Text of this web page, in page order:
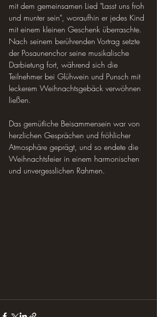
mit dem gemeinsamen Lied "Lasst uns froh
und munter sein", woraufhin er jedes Kind
mit einem kleinen Geschenk überraschte.
Nach seinem berührenden Vortrag setzte
der Posaunenchor seine musikalische
Darbietung fort, während sich die
Teilnehmer bei Glühwein und Punsch mit
leckerem Weihnachtsgebäck verwöhnen
ließen.
Das gemütliche Beisammensein war von
herzlichen Gesprächen und fröhlicher
Atmosphäre geprägt, und so endete die
Weihnachtsfeier in einem harmonischen
und unvergesslichen Rahmen.